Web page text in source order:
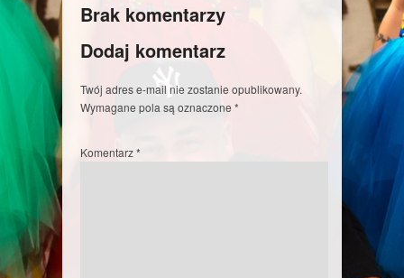
Brak komentarzy
Dodaj komentarz
Twój adres e-mail nie zostanie opublikowany.
Wymagane pola są oznaczone *
Komentarz*